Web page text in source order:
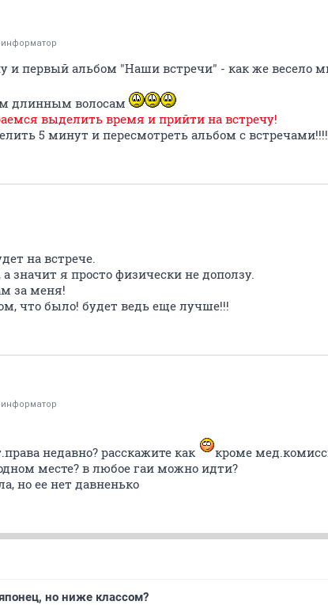
первый альбом "Наши встречи" - как же весело
длинным волосам
выделить время и прийти на встречу!
5 минут и пересмотреть альбом с встречами!!!!
на встрече.
значит я просто физически не доползу.
за меня!
что было! будет ведь еще лучше!!!
недавно? расскажите как
кроме
месте? в любое гаи можно идти?
но ее нет давненько
но ниже классом?